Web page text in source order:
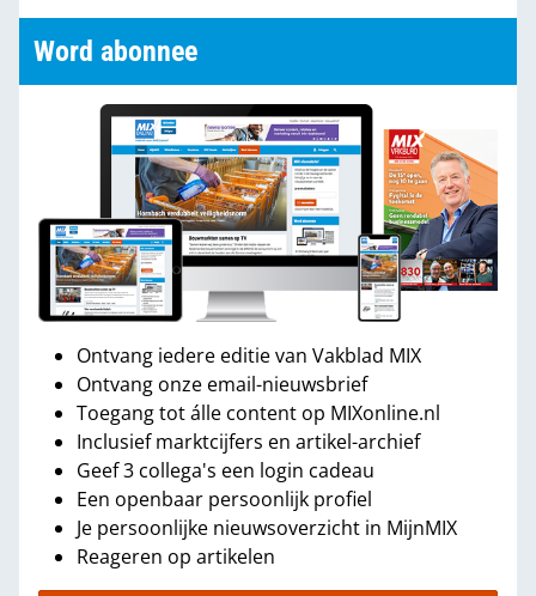
Word abonnee
Ontvang iedere editie van Vakblad MIX
Ontvang onze email-nieuwsbrief
Toegang tot álle content op MIXonline.nl
Inclusief marktcijfers en artikel-archief
Geef 3 collega's een login cadeau
Een openbaar persoonlijk profiel
Je persoonlijke nieuwsoverzicht in MijnMIX
Reageren op artikelen